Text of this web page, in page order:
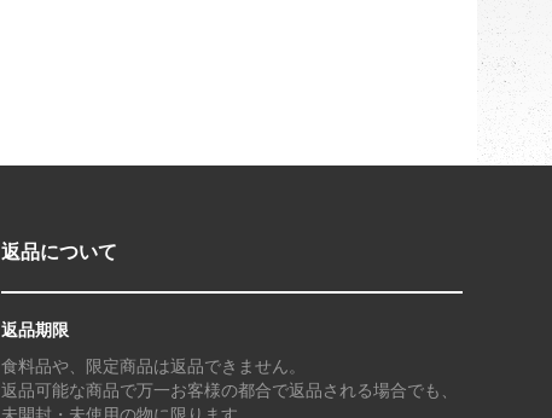
返品について
返品期限
食料品や、限定商品は返品できません。
返品可能な商品で万一お客様の都合で返品される場合でも、